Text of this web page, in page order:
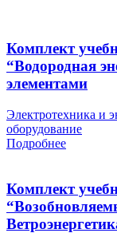
Комплект
“Водородная
элементами
Электротехника и
оборудование
Подробнее
Комплект